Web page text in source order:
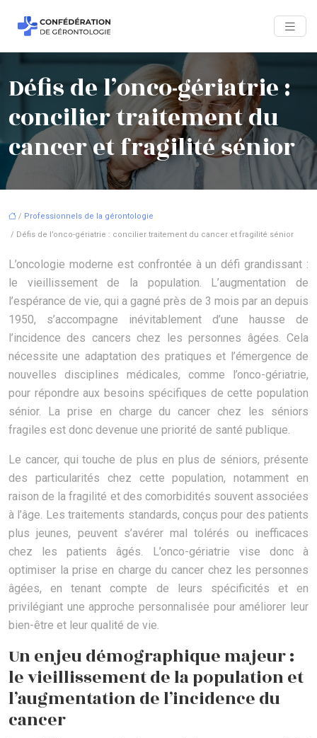
Défis de l’onco-gériatrie :
concilier traitement du
cancer et fragilité sénior
/ Professionnels de la gérontologie
/ Défis de l’onco-gériatrie : concilier traitement du cancer et fragilité sénior
L’oncologie moderne est confrontée à un défi grandissant :
le vieillissement de la population. L’augmentation de
l’espérance de vie, qui a gagné près de 3 mois par an depuis
1950, s’accompagne inévitablement d’une hausse de
l’incidence des cancers chez les personnes âgées. Cela
nécessite une adaptation des pratiques et l’émergence de
nouvelles disciplines médicales, comme l’onco-gériatrie,
pour répondre aux besoins spécifiques de cette population
sénior. La prise en charge du cancer chez les séniors
fragiles est donc devenue une priorité de santé publique.
Le cancer, qui touche de plus en plus de séniors, présente
des particularités chez cette population, notamment en
raison de la fragilité et des comorbidités souvent associées
à l’âge. Les traitements standards, conçus pour des patients
plus jeunes, peuvent s’avérer mal tolérés ou inefficaces
chez les patients âgés. L’onco-gériatrie vise donc à
optimiser la prise en charge du cancer chez les personnes
âgées, en tenant compte de leurs spécificités et en
privilégiant une approche personnalisée pour améliorer leur
bien-être et leur qualité de vie.
Un enjeu démographique majeur :
le vieillissement de la population et
l’augmentation de l’incidence du
cancer